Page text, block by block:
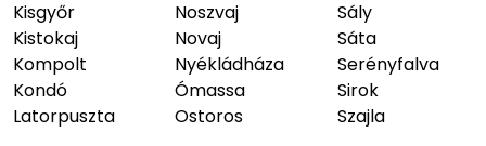
Kisgyőr
Kistokaj
Kompolt
Kondó
Latorpuszta
Noszvaj
Novaj
Nyékládháza
Ómassa
Ostoros
Sály
Sáta
Serényfalva
Sirok
Szajla